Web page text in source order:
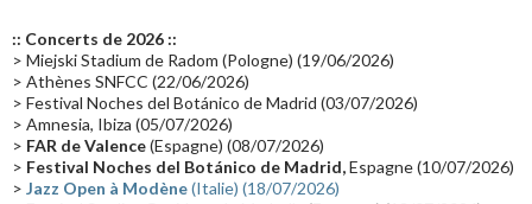
Passages radio Vidéo Jarrecast (16) Synthé 80's
Les concerts en Chine(16) Cinéma
Synthé Roland(15) Belgique(15)
(14) Astronomie (14)
Tournée 2025(14) 2024(14) Chine(13)
:: Concerts de 2026 ::
> Miejski Stadium de Radom (Pologne) (19/06/2026)
> Athènes SNFCC (22/06/2026)
> Festival Noches del Botánico de Madrid (03/07/2026)
> Amnesia, Ibiza (05/07/2026)
> FAR de Valence(Espagne) (08/07/2026)
> Festival Noches del Botánico de Madrid,Espagne (10/07/2026)
> Jazz Open à Modène(Italie) (18/07/2026)